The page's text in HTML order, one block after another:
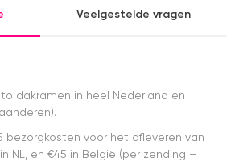
ook prima.
Veelgestelde vragen
dakramen in heel Nederland en
bezorgkosten voor het afleveren van
NL, en €45 in België (per zending –